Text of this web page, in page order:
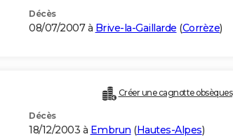
Décès
08/07/2007 à Brive-la-Gaillarde (Corrèze)
Créer une cagnotte obsèques
Décès
18/12/2003 à Embrun (Hautes-Alpes)